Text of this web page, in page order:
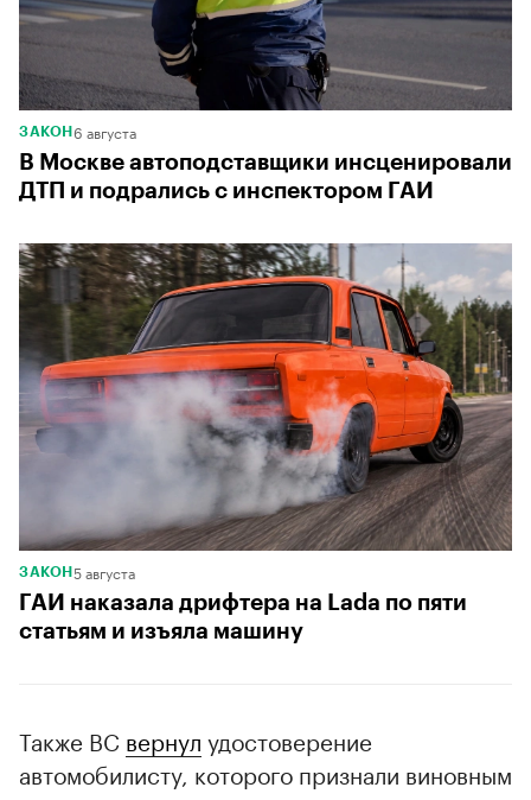
ЗАКОН 6 августа
В Москве автоподставщики инсценировали
ДТП и подрались с инспектором ГАИ
ЗАКОН 5 августа
ГАИ наказала дрифтера на Lada по пяти
статьям и изъяла машину
Также ВС вернул удостоверение
автомобилисту, которого признали виновным